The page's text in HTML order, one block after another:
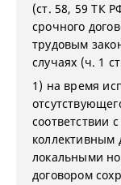
(ст. 58, 59 ТК
срочного
трудовым
случаях (ч. 1
1) на время
соответствии
коллективным
локальными
договором